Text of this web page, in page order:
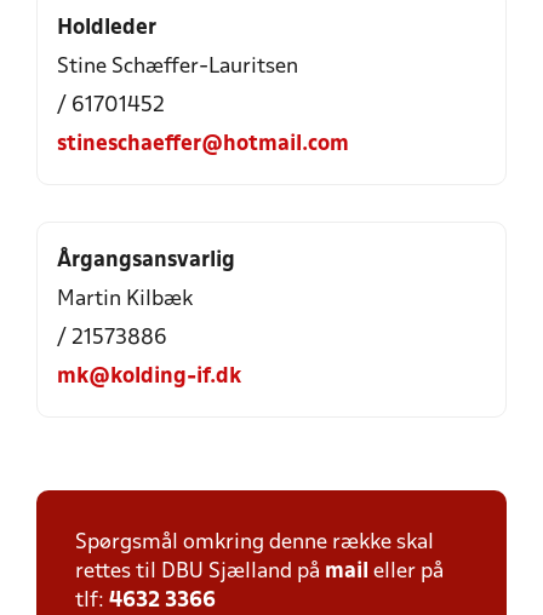
Holdleder
Stine Schæffer-Lauritsen
/ 61701452
stineschaeffer@hotmail.com
Årgangsansvarlig
Martin Kilbæk
/ 21573886
mk@kolding-if.dk
Spørgsmål omkring denne række skal
rettes til DBU Sjælland på mail eller på
tlf: 4632 3366